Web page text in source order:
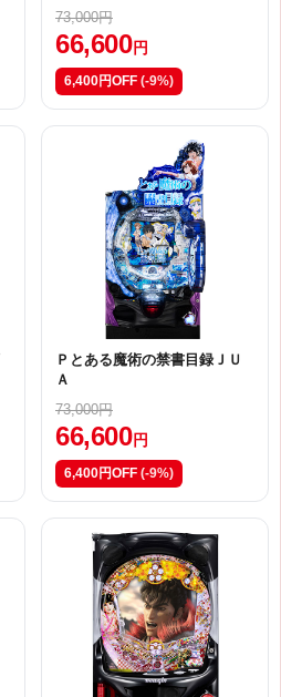
73,000円
66,600円
6,400円OFF (-9%)
Ｐとある魔術の禁書目録ＪＵ
Ａ
73,000円
66,600 円
6,400円OFF (-9%)